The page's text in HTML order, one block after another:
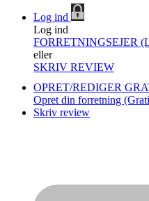
Log ind
Log ind
FORRETNINGSEJER
eller
SKRIV REVIEW
OPRET/REDIGER
Opret din forretning
Skriv review